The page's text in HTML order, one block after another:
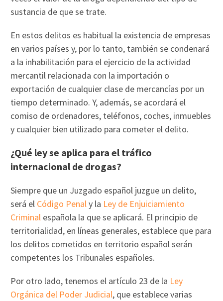
sustancia de que se trate.
En estos delitos es habitual la existencia de empresas
en varios países y, por lo tanto, también se condenará
a la inhabilitación para el ejercicio de la actividad
mercantil relacionada con la importación o
exportación de cualquier clase de mercancías por un
tiempo determinado. Y, además, se acordará el
comiso de ordenadores, teléfonos, coches, inmuebles
y cualquier bien utilizado para cometer el delito.
¿Qué ley se aplica para el tráfico
internacional de drogas?
Siempre que un Juzgado español juzgue un delito,
será el Código Penaly la Ley de Enjuiciamiento
Criminal española la que se aplicará. El principio de
territorialidad, en líneas generales, establece que para
los delitos cometidos en territorio español serán
competentes los Tribunales españoles.
Por otro lado, tenemos el artículo 23 de la Ley
Orgánica del Poder Judicial, que establece varias